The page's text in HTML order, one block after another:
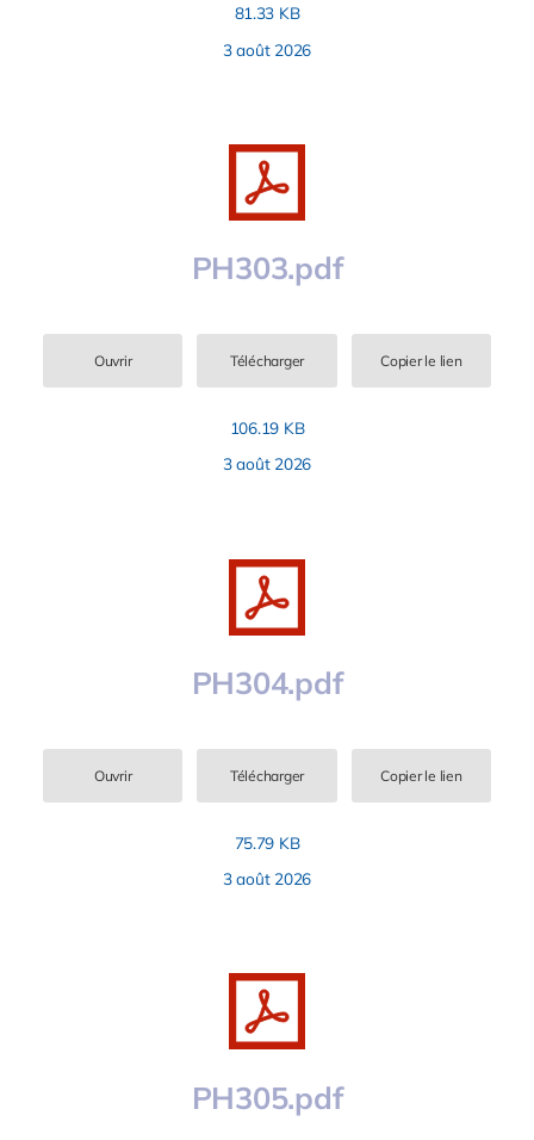
81.33 KB
3 août 2026
PH303.pdf
Ouvrir Télécharger Copier le lien
106.19 KB
3 août 2026
PH304.pdf
Ouvrir Télécharger Copier le lien
75.79 KB
3 août 2026
PH305.pdf